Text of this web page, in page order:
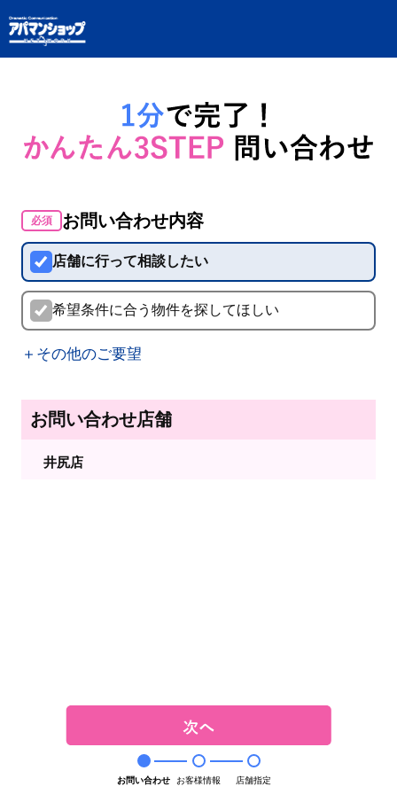
必須 お問い合わせ内容
店舗に行って相談したい
希望条件に合う物件を探してほしい
＋その他のご要望
お問い合わせ店舗
井尻店
お問い合わせ お客様情報 店舗指定